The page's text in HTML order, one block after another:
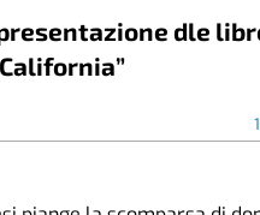
dle